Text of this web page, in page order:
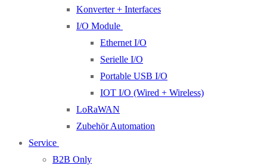
Konverter + Interfaces
I/O Module
Ethernet I/O
Serielle I/O
Portable USB I/O
IOT I/O (Wired + Wireless)
LoRaWAN
Zubehör Automation
Service
B2B Only